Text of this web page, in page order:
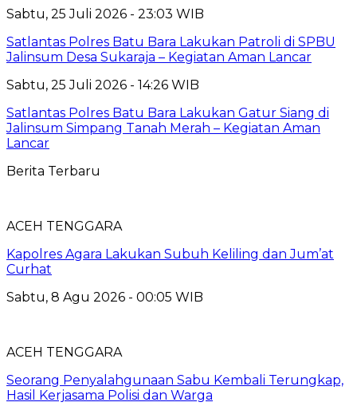
Sabtu, 25 Juli 2026 - 23:03 WIB
Satlantas Polres Batu Bara Lakukan Patroli di SPBU
Jalinsum Desa Sukaraja – Kegiatan Aman Lancar
Sabtu, 25 Juli 2026 - 14:26 WIB
Satlantas Polres Batu Bara Lakukan Gatur Siang di
Jalinsum Simpang Tanah Merah – Kegiatan Aman
Lancar
Berita Terbaru
ACEH TENGGARA
Kapolres Agara Lakukan Subuh Keliling dan Jum’at
Curhat
Sabtu, 8 Agu 2026 - 00:05 WIB
ACEH TENGGARA
Seorang Penyalahgunaan Sabu Kembali Terungkap,
Hasil Kerjasama Polisi dan Warga